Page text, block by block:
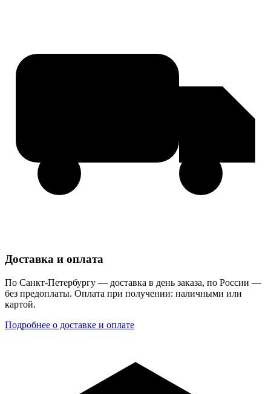
Доставка и оплата
По Санкт-Петербургу — доставка в день заказа, по России —
без предоплаты. Оплата при получении: наличными или
картой.
Подробнее о доставке и оплате